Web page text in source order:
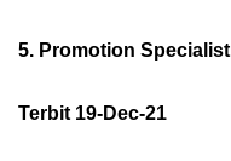
5. Promotion Specialist
Terbit 19-Dec-21